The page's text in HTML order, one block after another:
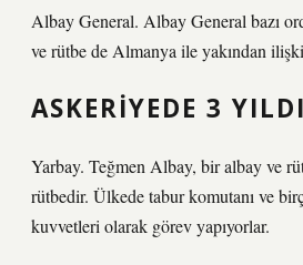
Albay General. Albay General bazı
ve rütbe de Almanya ile yakından
ASKERIYEDE 3
Yarbay. Teğmen Albay, bir albay ve
rütbedir. Ülkede tabur komutanı ve
kuvvetleri olarak görev yapıyorlar.